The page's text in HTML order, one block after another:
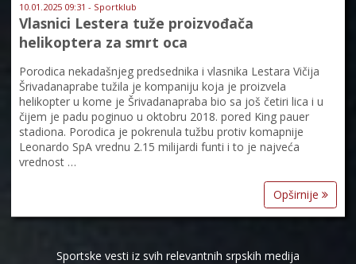
10.01.2025 09:31 - Sportklub
Vlasnici Lestera tuže proizvođača
helikoptera za smrt oca
Porodica nekadašnjeg predsednika i vlasnika Lestara Vičija
Šrivadanaprabe tužila je kompaniju koja je proizvela
helikopter u kome je Šrivadanapraba bio sa još četiri lica i u
čijem je padu poginuo u oktobru 2018. pored King pauer
stadiona. Porodica je pokrenula tužbu protiv komapnije
Leonardo SpA vrednu 2.15 milijardi funti i to je najveća
vrednost …
Opširnije
Sportske vesti iz svih relevantnih srpskih medija